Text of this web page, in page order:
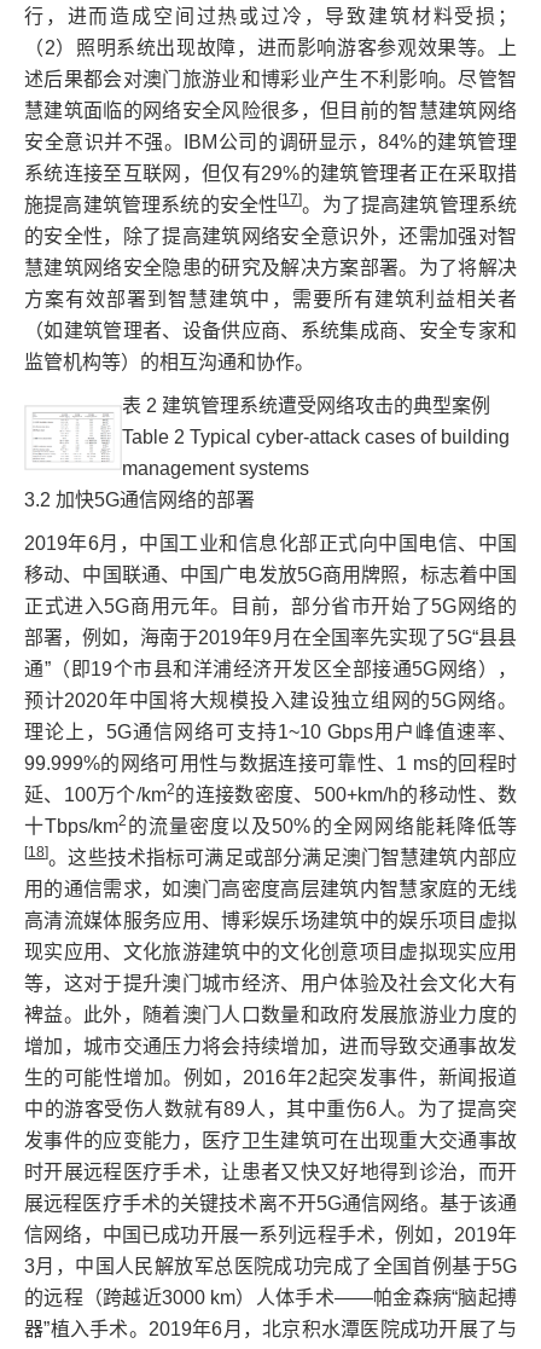
行，进而造成空间过热或过冷，导致建筑材料受损；
（2）照明系统出现故障，进而影响游客参观效果等。上
述后果都会对澳门旅游业和博彩业产生不利影响。尽管智
慧建筑面临的网络安全风险很多，但目前的智慧建筑网络
安全意识并不强。IBM公司的调研显示，84%的建筑管理
系统连接至互联网，但仅有29%的建筑管理者正在采取措
施提高建筑管理系统的安全性[17]。为了提高建筑管理系统
的安全性，除了提高建筑网络安全意识外，还需加强对智
慧建筑网络安全隐患的研究及解决方案部署。为了将解决
方案有效部署到智慧建筑中，需要所有建筑利益相关者
（如建筑管理者、设备供应商、系统集成商、安全专家和
监管机构等）的相互沟通和协作。
表 2 建筑管理系统遭受网络攻击的典型案例
Table 2 Typical cyber-attack cases of building
management systems
3.2 加快5G通信网络的部署
2019年6月，中国工业和信息化部正式向中国电信、中国
移动、中国联通、中国广电发放5G商用牌照，标志着中国
正式进入5G商用元年。目前，部分省市开始了5G网络的
部署，例如，海南于2019年9月在全国率先实现了5G“县县
通”（即19个市县和洋浦经济开发区全部接通5G网络），
预计2020年中国将大规模投入建设独立组网的5G网络。
理论上，5G通信网络可支持1~10 Gbps用户峰值速率、
99.999%的网络可用性与数据连接可靠性、1 ms的回程时
延、100万个/km2的连接数密度、500+km/h的移动性、数
十Tbps/km2 的流量密度以及50%的全网网络能耗降低等
[18]。这些技术指标可满足或部分满足澳门智慧建筑内部应
用的通信需求，如澳门高密度高层建筑内智慧家庭的无线
高清流媒体服务应用、博彩娱乐场建筑中的娱乐项目虚拟
现实应用、文化旅游建筑中的文化创意项目虚拟现实应用
等，这对于提升澳门城市经济、用户体验及社会文化大有
裨益。此外，随着澳门人口数量和政府发展旅游业力度的
增加，城市交通压力将会持续增加，进而导致交通事故发
生的可能性增加。例如，2016年2起突发事件，新闻报道
中的游客受伤人数就有89人，其中重伤6人。为了提高突
发事件的应变能力，医疗卫生建筑可在出现重大交通事故
时开展远程医疗手术，让患者又快又好地得到诊治，而开
展远程医疗手术的关键技术离不开5G通信网络。基于该通
信网络，中国已成功开展一系列远程手术，例如，2019年
3月，中国人民解放军总医院成功完成了全国首例基于5G
的远程（跨越近3000 km）人体手术——帕金森病“脑起搏
器”植入手术。2019年6月，北京积水潭医院成功开展了与